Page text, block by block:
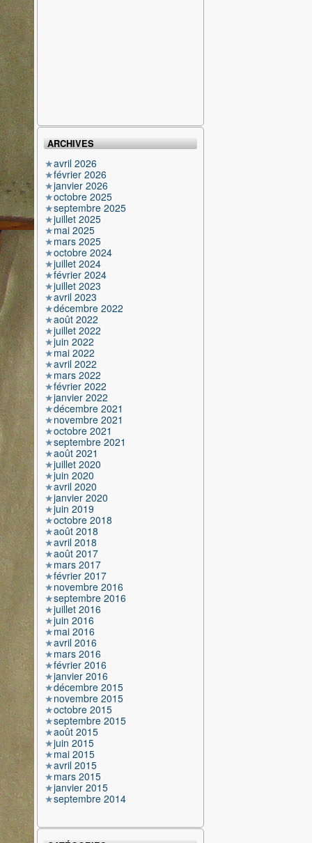
ARCHIVES
avril 2026
février 2026
janvier 2026
octobre 2025
septembre 2025
juillet 2025
mai 2025
mars 2025
octobre 2024
juillet 2024
février 2024
juillet 2023
avril 2023
décembre 2022
août 2022
juillet 2022
juin 2022
mai 2022
avril 2022
mars 2022
février 2022
janvier 2022
décembre 2021
novembre 2021
octobre 2021
septembre 2021
août 2021
juillet 2020
juin 2020
avril 2020
janvier 2020
juin 2019
octobre 2018
août 2018
avril 2018
août 2017
mars 2017
février 2017
novembre 2016
septembre 2016
juillet 2016
juin 2016
mai 2016
avril 2016
mars 2016
février 2016
janvier 2016
décembre 2015
novembre 2015
octobre 2015
septembre 2015
août 2015
juin 2015
mai 2015
avril 2015
mars 2015
janvier 2015
septembre 2014